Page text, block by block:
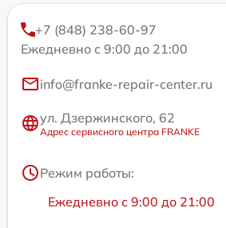
+7 (848) 238-60-97
Ежедневно с 9:00 до 21:00
info@franke-repair-center.ru
ул. Дзержинского, 62
Адрес сервисного центра FRANKE
Режим работы:
Ежедневно с 9:00 до 21:00